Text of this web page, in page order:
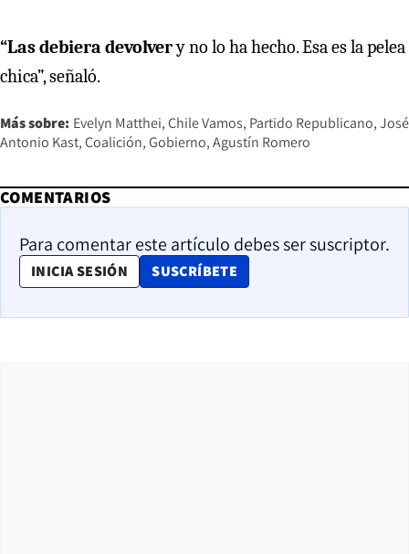
“Las debiera devolvery no lo ha hecho. Esa es la pelea
chica”, señaló.
Más sobre: Evelyn Matthei Chile Vamos Partido Republicano José
Antonio Kast Coalición Gobierno Agustín Romero
COMENTARIOS
Para comentar este artículo debes ser suscriptor.
INICIA SESIÓN SUSCRÍBETE
OPENS IN NEW WINDOW